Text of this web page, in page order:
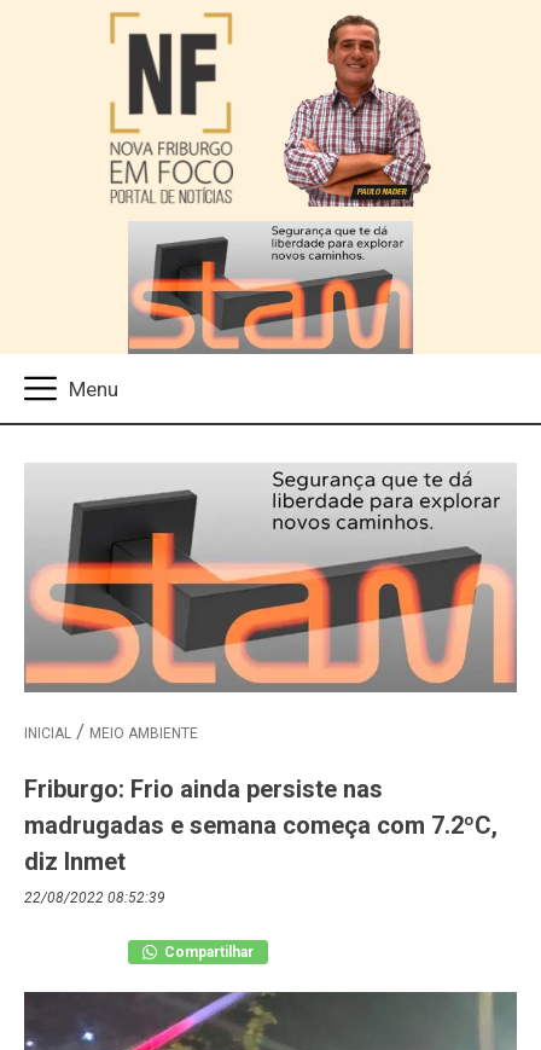
INICIAL MEIO AMBIENTE
Friburgo: Frio ainda persiste nas
madrugadas e semana começa com 7.2ºC,
diz Inmet
22/08/2022 08:52:39
Compartilhar